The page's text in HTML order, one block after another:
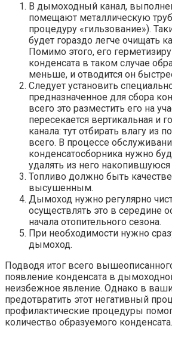
В дымоходный канал,
помещают металлическую
процедуру «гильзование»).
будет гораздо легче очищать
Помимо этого, его
конденсата в таком случае
меньше, и отводится он
Следует установить
предназначенное для сбора
всего это разместить его на
пересекается вертикальная и
канала: тут отбирать влагу из
всего. В процессе
конденсатосборника нужно
удалять из него
Топливо должно быть
высушенным.
Дымоход нужно регулярно
осуществлять это в середине
начала отопительного сезона.
При необходимости нужно
дымоход.
Подводя итог всего
появление конденсата в
неизбежное явление. Однако в
предотвратить этот негативный
профилактические процедуры
количество образуемого конденсата.